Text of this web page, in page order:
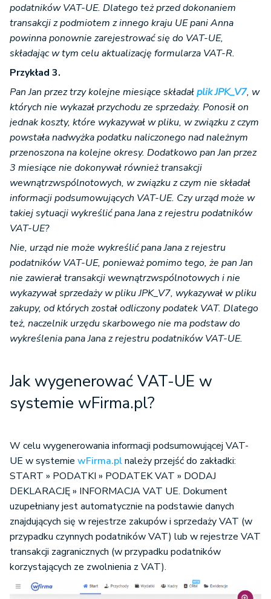
podatników VAT-UE. Dlatego też przed dokonaniem
transakcji z podmiotem z innego kraju UE pani Anna
powinna ponownie zarejestrować się do VAT-UE,
składając w tym celu aktualizację formularza VAT-R.
Przykład 3.
Pan Jan przez trzy kolejne miesiące składałplik JPK_V7, w
których nie wykazał przychodu ze sprzedaży. Ponosił on
jednak koszty, które wykazywał w pliku, w związku z czym
powstała nadwyżka podatku naliczonego nad należnym
przenoszona na kolejne okresy. Dodatkowo pan Jan przez
3 miesiące nie dokonywał również transakcji
wewnątrzwspólnotowych, w związku z czym nie składał
informacji podsumowujących VAT-UE. Czy urząd może w
takiej sytuacji wykreślić pana Jana z rejestru podatników
VAT-UE?
Nie, urząd nie może wykreślić pana Jana z rejestru
podatników VAT-UE, ponieważ pomimo tego, że pan Jan
nie zawierał transakcji wewnątrzwspólnotowych i nie
wykazywał sprzedaży w pliku JPK_V7, wykazywał w pliku
zakupy, od których został odliczony podatek VAT. Dlatego
też, naczelnik urzędu skarbowego nie ma podstaw do
wykreślenia pana Jana z rejestru podatników VAT-UE.
Jak wygenerować VAT-UE w
systemie wFirma.pl?
W celu wygenerowania informacji podsumowującej VAT-
UE w systemie wFirma.plnależy przejść do zakładki:
START » PODATKI » PODATEK VAT » DODAJ
DEKLARACJĘ » INFORMACJA VAT UE. Dokument
uzupełniany jest automatycznie na podstawie danych
znajdujących się w rejestrze zakupów i sprzedaży VAT (w
przypadku czynnych podatników VAT) lub w rejestrze VAT
transakcji zagranicznych (w przypadku podatników
korzystających ze zwolnienia z VAT).